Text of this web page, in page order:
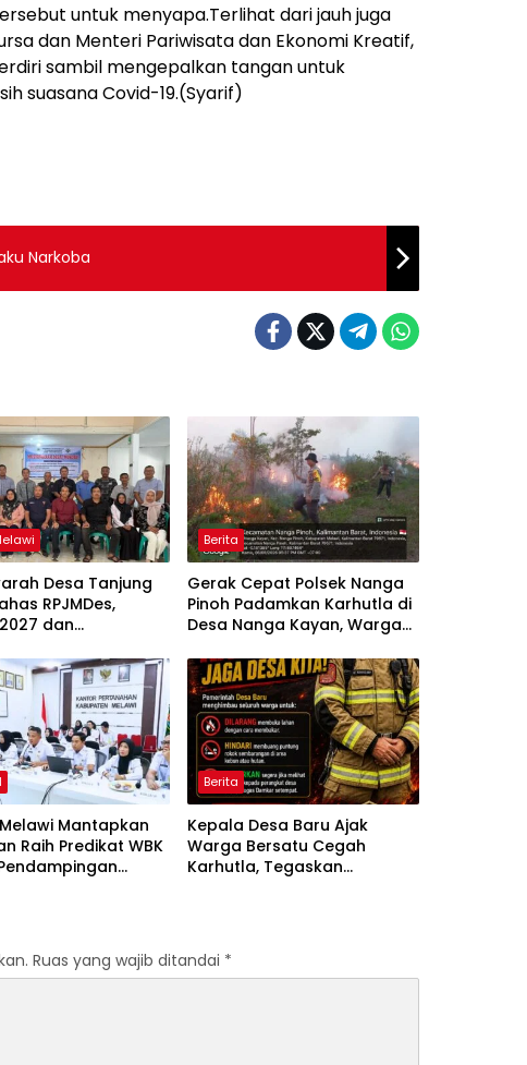
untuk menyapa.Terlihat dari jauh juga
dan Menteri Pariwisata dan Ekonomi Kreatif,
sambil mengepalkan tangan untuk
suasana Covid-19.(Syarif)
Narkoba
Desa Tanjung
RPJMDes,
2027 dan
Berita
Gerak Cepat Polsek Nanga
Pinoh Padamkan Karhutla di
Desa Nanga Kayan, Warga
Mantapkan
Raih Predikat WBK
Berita
Kepala Desa Baru Ajak
Warga Bersatu Cegah
Karhutla, Tegaskan
Ruas yang wajib ditandai *